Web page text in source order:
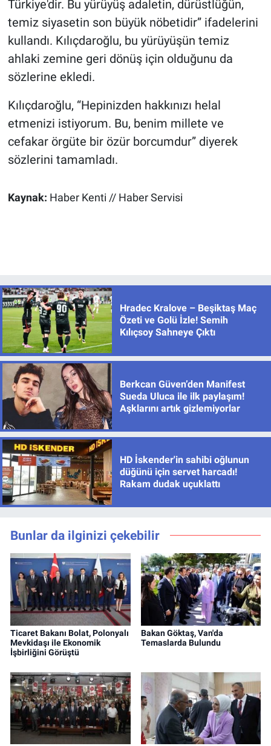
Türkiye'dir. Bu yürüyüş adaletin, dürüstlüğün,
temiz siyasetin son büyük nöbetidir” ifadelerini
kullandı. Kılıçdaroğlu, bu yürüyüşün temiz
ahlaki zemine geri dönüş için olduğunu da
sözlerine ekledi.
Kılıçdaroğlu, “Hepinizden hakkınızı helal
etmenizi istiyorum. Bu, benim millete ve
cefakar örgüte bir özür borcumdur” diyerek
sözlerini tamamladı.
Kaynak: Haber Kenti // Haber Servisi
Hradec Kralove – Beşiktaş Maç
Özeti ve Golü İzle! Semih
Kılıçsoy Sahneye Çıktı
Berkcan Güven’den Manifest
Sueda Uluca ile ilk paylaşım!
Aşklarını artık gizlemiyorlar
HD İskender'in sahibi oğlunun
düğünü için servet harcadı!
Rakam dudak uçuklattı
Bunlar da ilginizi çekebilir
Ticaret Bakanı Bolat, Polonyalı
Mevkidaşı ile Ekonomik
İşbirliğini Görüştü
Bakan Göktaş, Van'da
Temaslarda Bulundu